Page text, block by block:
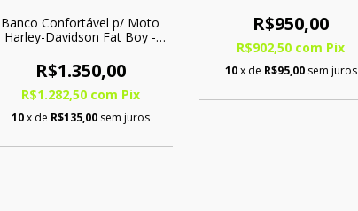
Banco Confortável p/ Moto
Harley-Davidson Fat Boy -
R$1.350,00
R$1.282,50 com Pix
10x de R$135,00 sem juros
R$950,00
R$902,50 com Pix
10x de R$95,00 sem juros